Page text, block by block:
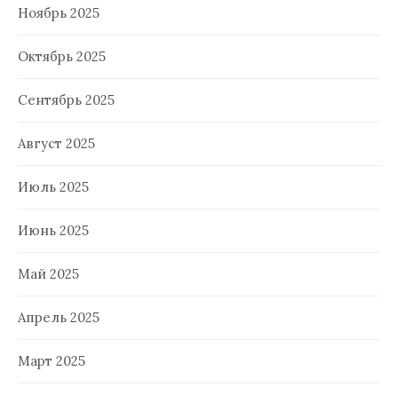
Ноябрь 2025
Октябрь 2025
Сентябрь 2025
Август 2025
Июль 2025
Июнь 2025
Май 2025
Апрель 2025
Март 2025